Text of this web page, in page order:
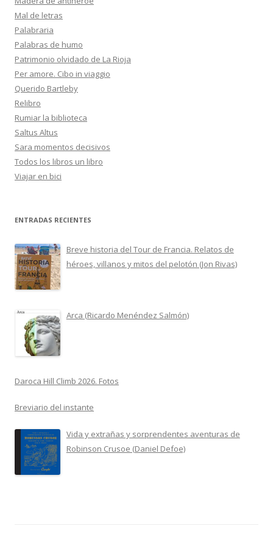
Mal de letras
Palabraria
Palabras de humo
Patrimonio olvidado de La Rioja
Per amore. Cibo in viaggio
Querido Bartleby
Relibro
Rumiar la biblioteca
Saltus Altus
Sara momentos decisivos
Todos los libros un libro
Viajar en bici
ENTRADAS RECIENTES
Breve historia del Tour de Francia. Relatos de
héroes, villanos y mitos del pelotón (Jon Rivas)
Arca (Ricardo Menéndez Salmón)
Daroca Hill Climb 2026. Fotos
Breviario del instante
Vida y extrañas y sorprendentes aventuras de
Robinson Crusoe (Daniel Defoe)